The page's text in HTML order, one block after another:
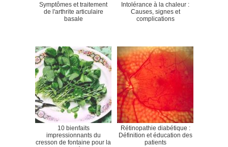
Symptômes et traitement
de l'arthrite articulaire
basale
Intolérance à la chaleur :
Causes, signes et
complications
10 bienfaits
impressionnants du
cresson de fontaine pour la
Rétinopathie diabétique :
Définition et éducation des
patients